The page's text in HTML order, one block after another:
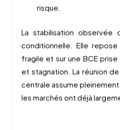
risque.
La stabilisation
conditionnelle. Elle
fragile et sur une BCE
et stagnation. La réunion
centrale assume
les marchés ont déjà